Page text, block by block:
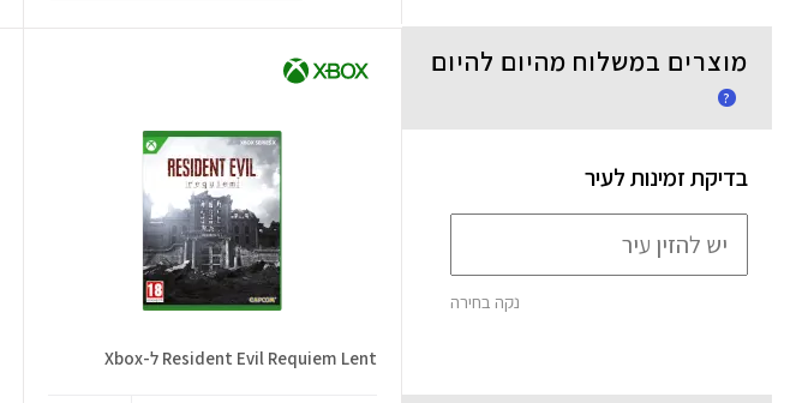
Resident Evil Requiem Lent ל-Xbox
מוצרים במשלוח מהיום להיום
?
בדיקת זמינות לעיר
נקה בחירה